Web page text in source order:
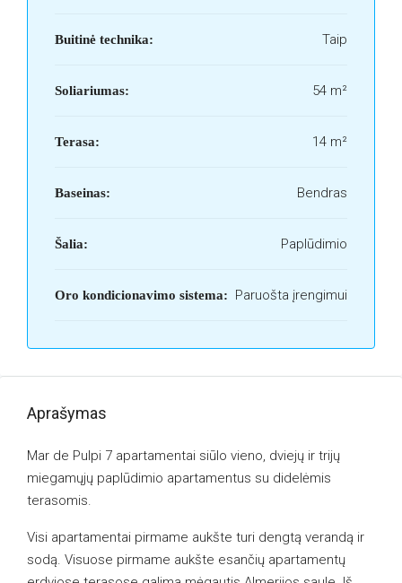
Buitinė technika: Taip
Soliariumas: 54 m²
Terasa: 14 m²
Baseinas: Bendras
Šalia: Paplūdimio
Oro kondicionavimo sistema: Paruošta įrengimui
Aprašymas
Mar de Pulpi 7 apartamentai siūlo vieno, dviejų ir trijų
miegamųjų paplūdimio apartamentus su didelėmis
terasomis.
Visi apartamentai pirmame aukšte turi dengtą verandą ir
sodą. Visuose pirmame aukšte esančių apartamentų